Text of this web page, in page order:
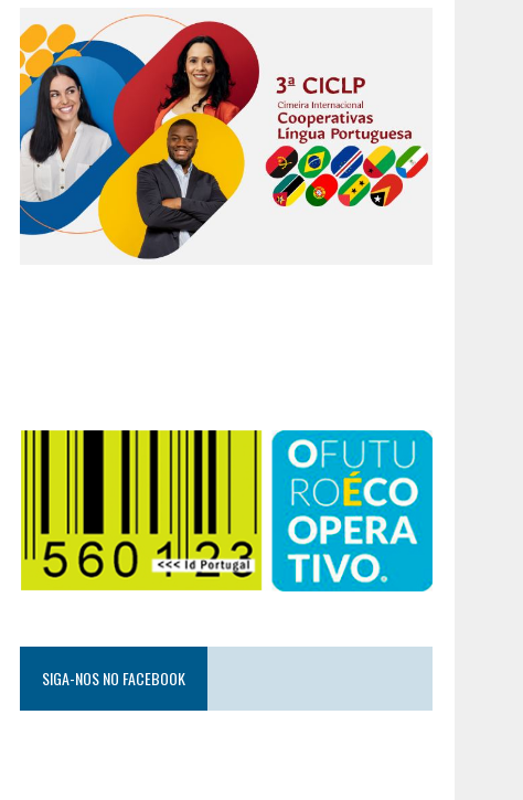
SIGA-NOS NO FACEBOOK